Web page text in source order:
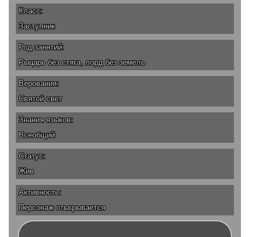
Класс:
Заступник
Род занятий:
Рыцарь без стяга, лорд без земель
Верования:
Святой свет
Знания языков:
Всеобщий
Статус:
Жив
Активность:
Персонаж отыгрывается